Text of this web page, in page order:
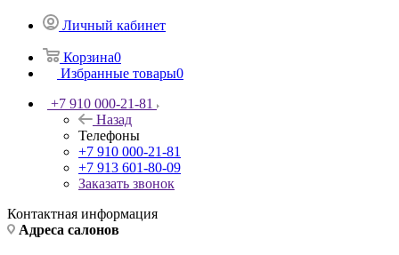
Личный кабинет
Корзина0
Избранные товары0
+7 910 000-21-81
Назад
Телефоны
+7 910 000-21-81
+7 913 601-80-09
Заказать звонок
Контактная информация
Адреса салонов